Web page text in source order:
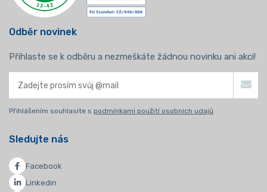
Odběr novinek
Přihlaste se k odběru a nezmeškáte žádnou novinku ani akci!
Přihlášením souhlasíte s podmínkami použití osobních udajů
Sledujte nás
Facebook
Linkedin